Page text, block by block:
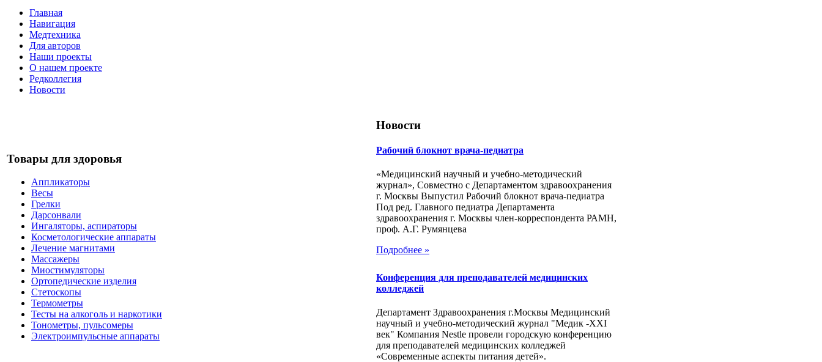
Главная
Навигация
Медтехника
Для авторов
Наши проекты
О нашем проекте
Редколлегия
Новости
Товары для здоровья
Аппликаторы
Весы
Грелки
Дарсонвали
Ингаляторы, аспираторы
Косметологические аппараты
Лечение магнитами
Массажеры
Миостимуляторы
Ортопедические изделия
Стетоскопы
Термометры
Тесты на алкоголь и наркотики
Тонометры, пульсомеры
Электроимпульсные аппараты
Новости
Рабочий блокнот врача-педиатра
«Медицинский научный и учебно-методический
журнал», Совместно с Департаментом здравоохранения
г. Москвы Выпустил Рабочий блокнот врача-педиатра
Под ред. Главного педиатра Департамента
здравоохранения г. Москвы член-корреспондента РАМН,
проф. А.Г. Румянцева
Подробнее »
Конференция для преподавателей медицинских
колледжей
Департамент Здравоохранения г.Москвы Медицинский
научный и учебно-методический журнал "Медик -ХХI
век" Компания Nestle провели городскую конференцию
для преподавателей медицинских колледжей
«Современные аспекты питания детей».